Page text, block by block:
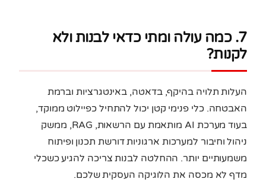
7. כמה עולה ומתי כדאי לבנות ולא
לקנות?
העלות תלויה בהיקף, בדאטה, באינטגרציות וברמת
האבטחה. כלי פנימי קטן יכול להתחיל כפיילוט ממוקד,
בעוד מערכת AI מותאמת עם הרשאות, RAG, ממשק
ניהול וחיבור למערכות ארגוניות דורשת תכנון ופיתוח
משמעותיים יותר. ההחלטה לבנות צריכה להגיע כשכלי
מדף לא מכסה את הלוגיקה העסקית שלכם.